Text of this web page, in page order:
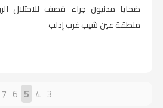
ضحايا مدنيون جراء قصف للاحتلال
منطقة عين شيب غرب إدلب
3
4
5
6
7